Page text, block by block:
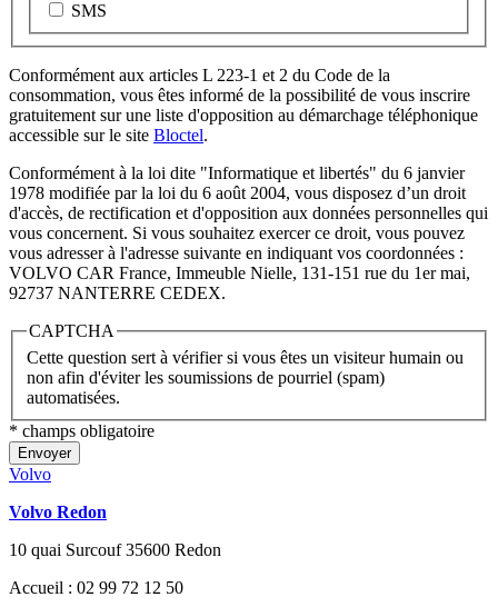
SMS
Conformément aux articles L 223-1 et 2 du Code de la
consommation, vous êtes informé de la possibilité de vous inscrire
gratuitement sur une liste d'opposition au démarchage téléphonique
accessible sur le site Bloctel.
Conformément à la loi dite "Informatique et libertés" du 6 janvier
1978 modifiée par la loi du 6 août 2004, vous disposez d’un droit
d'accès, de rectification et d'opposition aux données personnelles qui
vous concernent. Si vous souhaitez exercer ce droit, vous pouvez
vous adresser à l'adresse suivante en indiquant vos coordonnées :
VOLVO CAR France, Immeuble Nielle, 131-151 rue du 1er mai,
92737 NANTERRE CEDEX.
CAPTCHA
Cette question sert à vérifier si vous êtes un visiteur humain ou
non afin d'éviter les soumissions de pourriel (spam)
automatisées.
* champs obligatoire
Envoyer
Volvo
Volvo Redon
10 quai Surcouf 35600 Redon
Accueil : 02 99 72 12 50